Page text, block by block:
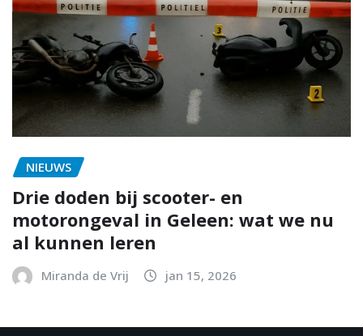
NIEUWS
Drie doden bij scooter- en
motorongeval in Geleen: wat we nu
al kunnen leren
Miranda de Vrij jan 15, 2026